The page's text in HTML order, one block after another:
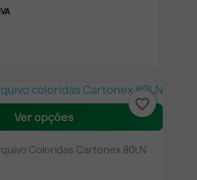
Ver opções
Coloridas Cartonex 80LN
favorite_border